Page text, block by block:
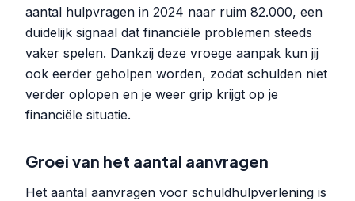
aantal hulpvragen in 2024 naar ruim 82.000, een
duidelijk signaal dat financiële problemen steeds
vaker spelen. Dankzij deze vroege aanpak kun jij
ook eerder geholpen worden, zodat schulden niet
verder oplopen en je weer grip krijgt op je
financiële situatie.
Groei van het aantal aanvragen
Het aantal aanvragen voor schuldhulpverlening is